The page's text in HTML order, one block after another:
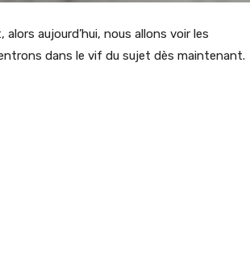
aujourd’hui, nous allons voir les
dans le vif du sujet dès maintenant.